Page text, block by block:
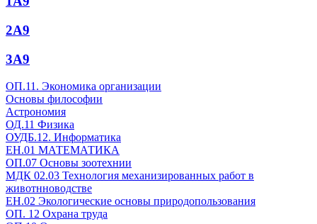
2А9
3А9
ОП.11. Экономика организации
Основы философии
Астрономия
ОД.11 Физика
ОУДБ.12. Информатика
ЕН.01 МАТЕМАТИКА
ОП.07 Основы зоотехнии
МДК 02.03 Технология механизированных работ в
животнноводстве
ЕН.02 Экологические основы природопользования
ОП. 12 Охрана труда